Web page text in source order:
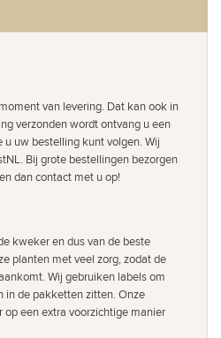
van levering. Dat kan ook in
verzonden wordt ontvang u een
uw bestelling kunt volgen. Wij
Bij grote bestellingen bezorgen
dan contact met u op!
kweker en dus van de beste
planten met veel zorg, zodat de
Wij gebruiken labels om
in de pakketten zitten. Onze
een extra voorzichtige manier